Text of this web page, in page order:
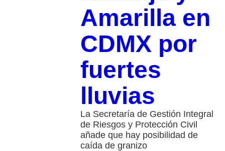
Amarilla en
CDMX por
fuertes
lluvias
La Secretaría de Gestión Integral
de Riesgos y Protección Civil
añade que hay posibilidad de
caída de granizo